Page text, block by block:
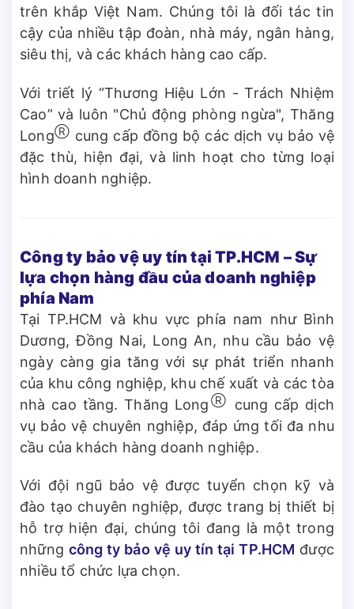
trên khắp Việt Nam. Chúng tôi là đối tác tin
cậy của nhiều tập đoàn, nhà máy, ngân hàng,
siêu thị, và các khách hàng cao cấp.
Với triết lý “Thương Hiệu Lớn - Trách Nhiệm
Cao” và luôn "Chủ động phòng ngừa", Thăng
LongⓇ cung cấp đồng bộ các dịch vụ bảo vệ
đặc thù, hiện đại, và linh hoạt cho từng loại
hình doanh nghiệp.
Công ty bảo vệ uy tín tại TP.HCM – Sự
lựa chọn hàng đầu của doanh nghiệp
phía Nam
Tại TP.HCM và khu vực phía nam như Bình
Dương, Đồng Nai, Long An, nhu cầu bảo vệ
ngày càng gia tăng với sự phát triển nhanh
của khu công nghiệp, khu chế xuất và các tòa
nhà cao tầng. Thăng Long Ⓡ
cung cấp dịch
vụ bảo vệ chuyên nghiệp, đáp ứng tối đa nhu
cầu của khách hàng doanh nghiệp.
Với đội ngũ bảo vệ được tuyển chọn kỹ và
đào tạo chuyên nghiệp, được trang bị thiết bị
hỗ trợ hiện đại, chúng tôi đang là một trong
những công ty bảo vệ uy tín tại TP.HCM được
nhiều tổ chức lựa chọn.